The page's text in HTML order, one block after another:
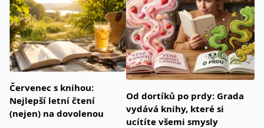
Červenec s knihou:
Nejlepší letní čtení
(nejen) na dovolenou
Od dortíků po prdy: Grada
vydává knihy, které si
ucítíte všemi smysly